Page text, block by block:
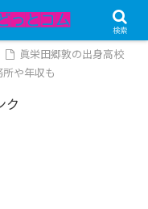
眞栄田郷敦の出身高校
や年収も
ク
検索